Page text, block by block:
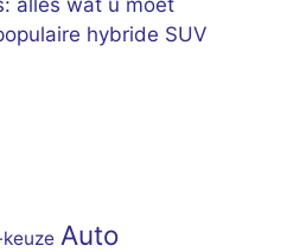
hybride SUV
Auto